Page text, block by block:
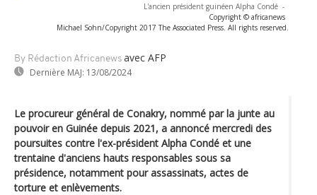
L'ancien président guinéen Alpha Condé -
Copyright © africanews
Michael Sohn/Copyright 2017 The Associated Press. All rights reserved.
By Rédaction Africanews avec AFP
Dernière MAJ: 13/08/2024
Le procureur général de Conakry, nommé par la junte au
pouvoir en Guinée depuis 2021, a annoncé mercredi des
poursuites contre l'ex-président Alpha Condé et une
trentaine d'anciens hauts responsables sous sa
présidence, notamment pour assassinats, actes de
torture et enlèvements.